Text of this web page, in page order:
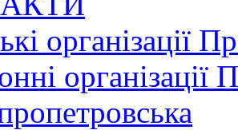
організації
організації